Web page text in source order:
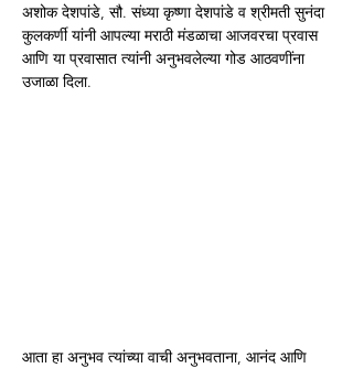
अशोक देशपांडे, सौ. संध्या कृष्णा देशपांडे व श्रीमती सुनंदा
कुलकर्णी यांनी आपल्या मराठी मंडळाचा आजवरचा प्रवास
आणि या प्रवासात त्यांनी अनुभवलेल्या गोड आठवणींना
उजाळा दिला.
आता हा अनुभव त्यांच्या वाची अनुभवताना, आनंद आणि